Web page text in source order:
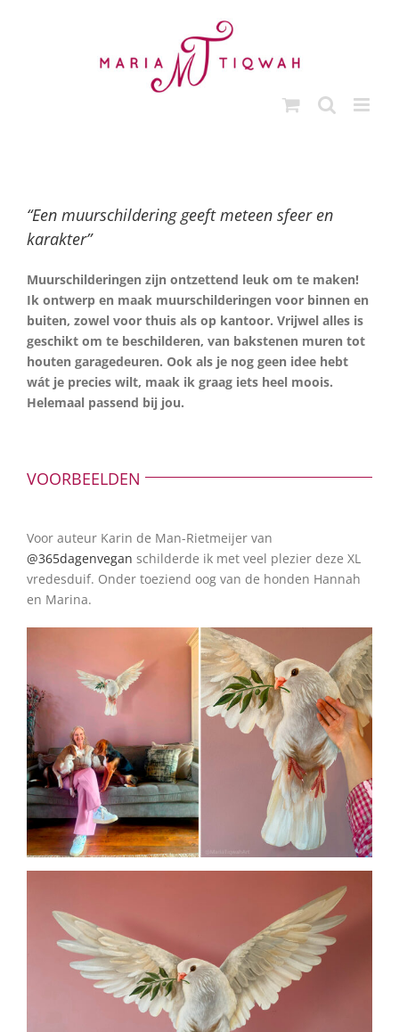
“Een muurschildering geeft meteen sfeer en
karakter”
Muurschilderingen zijn ontzettend leuk om te maken!
Ik ontwerp en maak muurschilderingen voor binnen en
buiten, zowel voor thuis als op kantoor. Vrijwel alles is
geschikt om te beschilderen, van bakstenen muren tot
houten garagedeuren. Ook als je nog geen idee hebt
wát je precies wilt, maak ik graag iets heel moois.
Helemaal passend bij jou.
VOORBEELDEN
Voor auteur Karin de Man-Rietmeijer van
@365dagenvegan schilderde ik met veel plezier deze XL
vredesduif. Onder toeziend oog van de honden Hannah
en Marina.